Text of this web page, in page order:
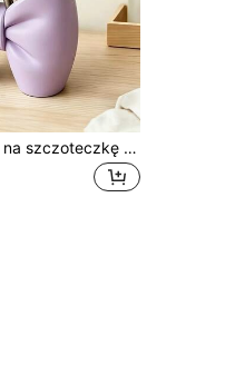
1 szt. uchwyt na szczoteczkę do zębów w kształcie kokardy – elegancki organizer na szczoteczkę i pastę do zębów do łazienki, biały i różowy, wolnostojący na blat, bez zasilania, uchwyt na szczoteczkę | materiał plastikowy, wolnostojąca konstrukcja, idealny do dekoracji sypialni i łazienki